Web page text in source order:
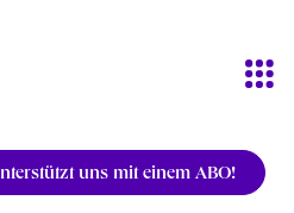
uns mit einem ABO!